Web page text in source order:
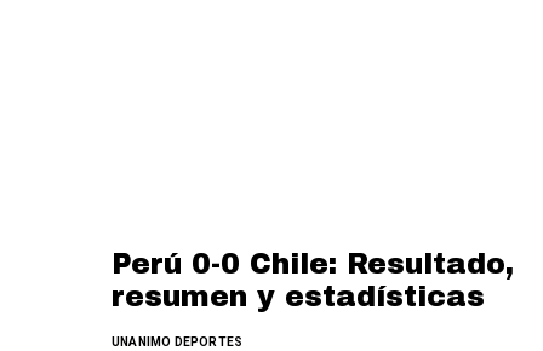
Perú 0-0 Chile: Resultado,
resumen y estadísticas
UNANIMO DEPORTES